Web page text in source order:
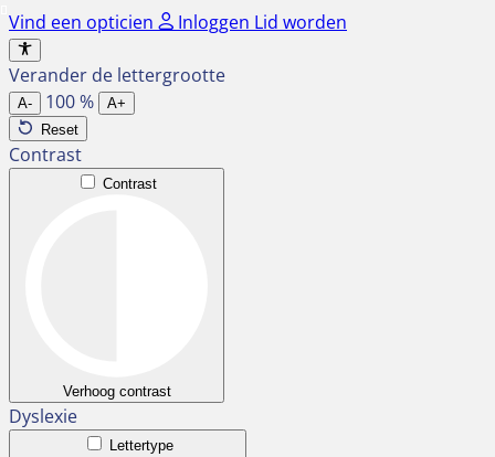
Ga
naar
de
inhoud
Vind een opticien Inloggen Lid worden
Verander de lettergrootte
A- 100%
A+
Reset
Contrast
Contrast
Verhoog contrast
Dyslexie
Lettertype